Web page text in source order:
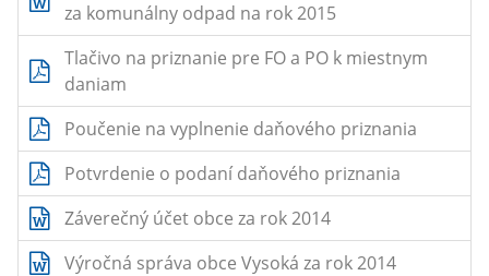
za komunálny odpad na rok 2015
Tlačivo na priznanie pre FO a PO k miestnym
daniam
Poučenie na vyplnenie daňového priznania
Potvrdenie o podaní daňového priznania
Záverečný účet obce za rok 2014
Výročná správa obce Vysoká za rok 2014